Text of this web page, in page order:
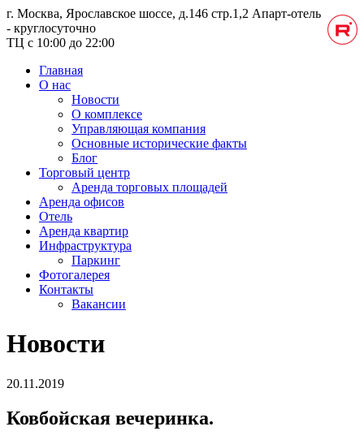
г. Москва, Ярославское шоссе, д.146 стр.1,2 Апарт-отель
- круглосуточно
ТЦ с 10:00 до 22:00
Главная
О нас
Новости
О комплексе
Управляющая компания
Основные исторические факты
Блог
Торговый центр
Аренда торговых площадей
Аренда офисов
Отель
Аренда квартир
Инфраструктура
Паркинг
Фотогалерея
Контакты
Вакансии
Новости
20.11.2019
Ковбойская вечеринка.